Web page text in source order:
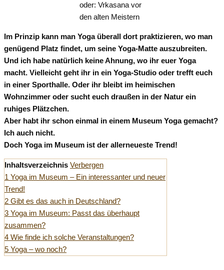
oder: Vrkasana vor
den alten Meistern
Im Prinzip kann man Yoga überall dort praktizieren, wo man
genügend Platz findet, um seine Yoga-Matte auszubreiten.
Und ich habe natürlich keine Ahnung, wo ihr euer Yoga
macht. Vielleicht geht ihr in ein Yoga-Studio oder trefft euch
in einer Sporthalle. Oder ihr bleibt im heimischen
Wohnzimmer oder sucht euch draußen in der Natur ein
ruhiges Plätzchen.
Aber habt ihr schon einmal in einem Museum Yoga gemacht?
Ich auch nicht.
Doch Yoga im Museum ist der allerneueste Trend!
Inhaltsverzeichnis Verbergen
1 Yoga im Museum – Ein interessanter und neuer
Trend!
2 Gibt es das auch in Deutschland?
3 Yoga im Museum: Passt das überhaupt
zusammen?
4 Wie finde ich solche Veranstaltungen?
5 Yoga – wo noch?